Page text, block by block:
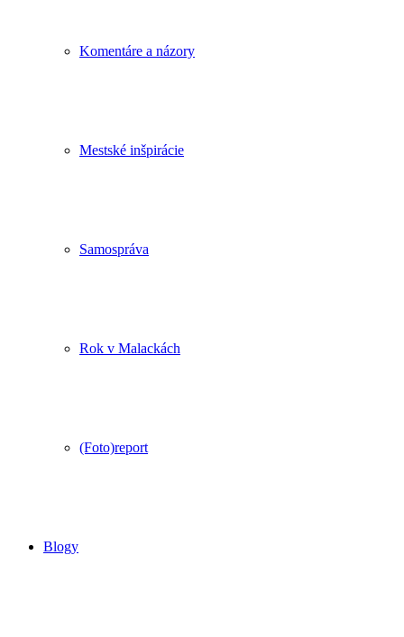
Komentáre a názory
Mestské inšpirácie
Samospráva
Rok v Malackách
(Foto)report
Blogy